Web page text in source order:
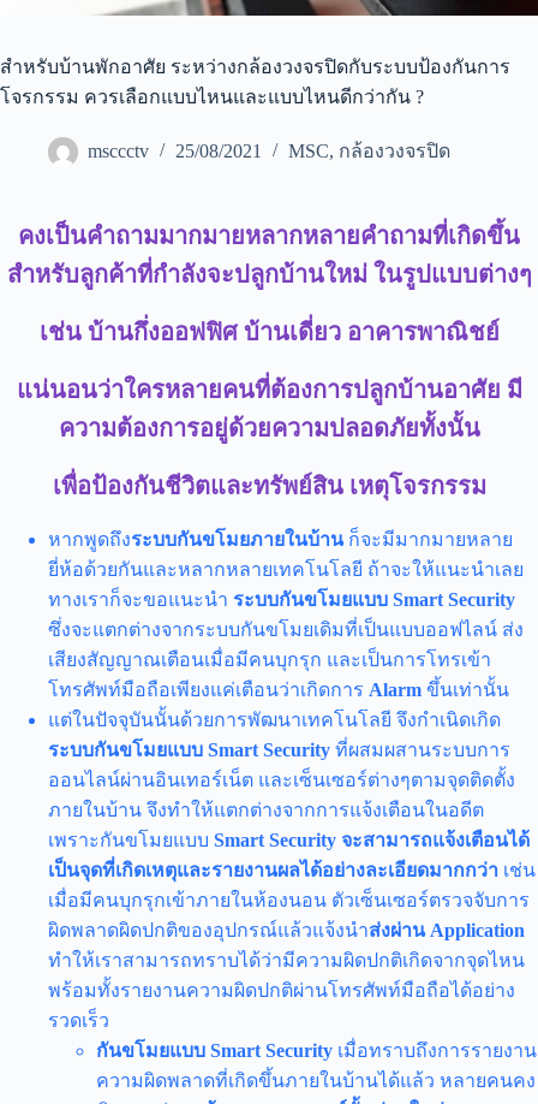
สำหรับบ้านพักอาศัย ระหว่างกล้องวงจรปิดกับระบบป้องกันการ
โจรกรรม ควรเลือกแบบไหนและแบบไหนดีกว่ากัน ?
msccctv 25/08/2021 MSC, กล้องวงจรปิด
คงเป็นคำถามมากมายหลากหลายคำถามที่เกิดขึ้น
สำหรับลูกค้าที่กำลังจะปลูกบ้านใหม่ ในรูปแบบต่างๆ
เช่น บ้านกึ่งออฟฟิศ บ้านเดี่ยว อาคารพาณิชย์
แน่นอนว่าใครหลายคนที่ต้องการปลูกบ้านอาศัย มี
ความต้องการอยู่ด้วยความปลอดภัยทั้งนั้น
เพื่อป้องกันชีวิตและทรัพย์สิน เหตุโจรกรรม
หากพูดถึงระบบกันขโมยภายในบ้านก็จะมีมากมายหลาย
ยี่ห้อด้วยกันและหลากหลายเทคโนโลยี ถ้าจะให้แนะนำเลย
ทางเราก็จะขอแนะนำ ระบบกันขโมยแบบ Smart Security
ซึ่งจะแตกต่างจากระบบกันขโมยเดิมที่เป็นแบบออฟไลน์ ส่ง
เสียงสัญญาณเตือนเมื่อมีคนบุกรุก และเป็นการโทรเข้า
โทรศัพท์มือถือเพียงแค่เตือนว่าเกิดการ Alarm ขึ้นเท่านั้น
แต่ในปัจจุบันนั้นด้วยการพัฒนาเทคโนโลยี จึงกำเนิดเกิด
ระบบกันขโมยแบบ Smart Security ที่ผสมผสานระบบการ
ออนไลน์ผ่านอินเทอร์เน็ต และเซ็นเซอร์ต่างๆตามจุดติดตั้ง
ภายในบ้าน จึงทำให้แตกต่างจากการแจ้งเตือนในอดีต
เพราะกันขโมยแบบ Smart Security จะสามารถแจ้งเตือนได้
เป็นจุดที่เกิดเหตุและรายงานผลได้อย่างละเอียดมากกว่า เช่น
เมื่อมีคนบุกรุกเข้าภายในห้องนอน ตัวเซ็นเซอร์ตรวจจับการ
ผิดพลาดผิดปกติของอุปกรณ์แล้วแจ้งนำส่งผ่าน Application
ทำให้เราสามารถทราบได้ว่ามีความผิดปกติเกิดจากจุดไหน
พร้อมทั้งรายงานความผิดปกติผ่านโทรศัพท์มือถือได้อย่าง
รวดเร็ว
กันขโมยแบบ Smart Security เมื่อทราบถึงการรายงาน
ความผิดพลาดที่เกิดขึ้นภายในบ้านได้แล้ว หลายคนคง